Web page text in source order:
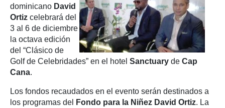
dominicano David
Ortiz celebrará del
3 al 6 de diciembre
la octava edición
del “Clásico de
Golf de Celebridades” en el hotel Sanctuary de Cap
Cana.
Los fondos recaudados en el evento serán destinados a
los programas del
Fondo para la Niñez David Ortiz. La